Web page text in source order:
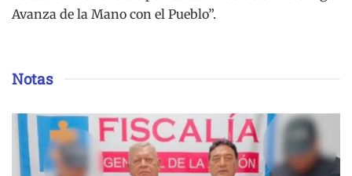
Avanza de la Mano con el Pueblo”.
Notas